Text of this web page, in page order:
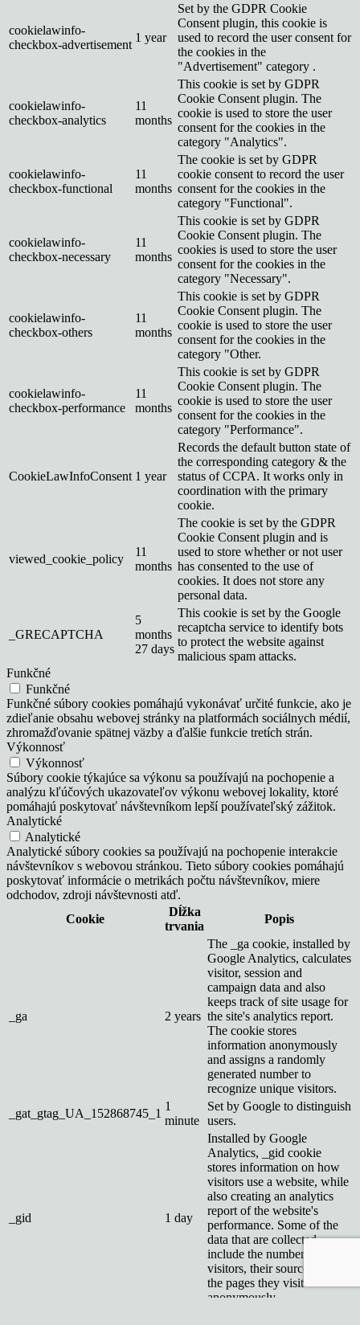
cookielawinfo-
checkbox-advertisement
1 year
Set by the GDPR Cookie
Consent plugin, this cookie is
used to record the user consent for
the cookies in the
"Advertisement" category .
cookielawinfo-
checkbox-analytics
11
months
This cookie is set by GDPR
Cookie Consent plugin. The
cookie is used to store the user
consent for the cookies in the
category "Analytics".
cookielawinfo-
checkbox-functional
11
months
The cookie is set by GDPR
cookie consent to record the user
consent for the cookies in the
category "Functional".
cookielawinfo-
checkbox-necessary
11
months
This cookie is set by GDPR
Cookie Consent plugin. The
cookies is used to store the user
consent for the cookies in the
category "Necessary".
cookielawinfo-
checkbox-others
11
months
This cookie is set by GDPR
Cookie Consent plugin. The
cookie is used to store the user
consent for the cookies in the
category "Other.
cookielawinfo-
checkbox-performance
11
months
This cookie is set by GDPR
Cookie Consent plugin. The
cookie is used to store the user
consent for the cookies in the
category "Performance".
CookieLawInfoConsent 1 year
Records the default button state of
the corresponding category & the
status of CCPA. It works only in
coordination with the primary
cookie.
viewed_cookie_policy
11
months
The cookie is set by the GDPR
Cookie Consent plugin and is
used to store whether or not user
has consented to the use of
cookies. It does not store any
personal data.
_GRECAPTCHA
5
months
27 days
This cookie is set by the Google
recaptcha service to identify bots
to protect the website against
malicious spam attacks.
Funkčné
Funkčné
Funkčné súbory cookies pomáhajú vykonávať určité funkcie, ako je
zdieľanie obsahu webovej stránky na platformách sociálnych médií,
zhromažďovanie spätnej väzby a ďalšie funkcie tretích strán.
Výkonnosť
Výkonnosť
Súbory cookie týkajúce sa výkonu sa používajú na pochopenie a
analýzu kľúčových ukazovateľov výkonu webovej lokality, ktoré
pomáhajú poskytovať návštevníkom lepší používateľský zážitok.
Analytické
Analytické
Analytické súbory cookies sa používajú na pochopenie interakcie
návštevníkov s webovou stránkou. Tieto súbory cookies pomáhajú
poskytovať informácie o metrikách počtu návštevníkov, miere
odchodov, zdroji návštevnosti atď.
Cookie
Dĺžka
trvania
Popis
_ga 2 years
The _ga cookie, installed by
Google Analytics, calculates
visitor, session and
campaign data and also
keeps track of site usage for
the site's analytics report.
The cookie stores
information anonymously
and assigns a randomly
generated number to
recognize unique visitors.
_gat_gtag_UA_152868745_1
1
minute
Set by Google to distinguish
users.
_gid 1 day
Installed by Google
Analytics, _gid cookie
stores information on how
visitors use a website, while
also creating an analytics
report of the website's
performance. Some of the
data that are collected
include the number of
visitors, their source, and
the pages they visit
anonymously.